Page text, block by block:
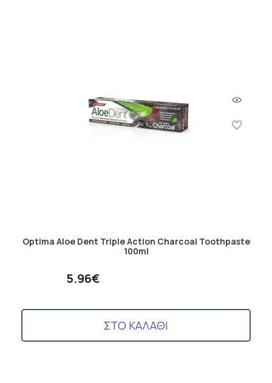
Optima Aloe Dent Triple Action Charcoal Toothpaste
100ml
5.96€
ΣΤΟ ΚΑΛΑΘΙ